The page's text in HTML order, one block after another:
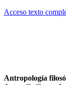
Acceso texto
Antropología